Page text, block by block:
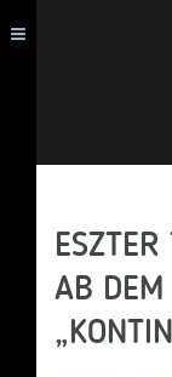
ESZTER
AB